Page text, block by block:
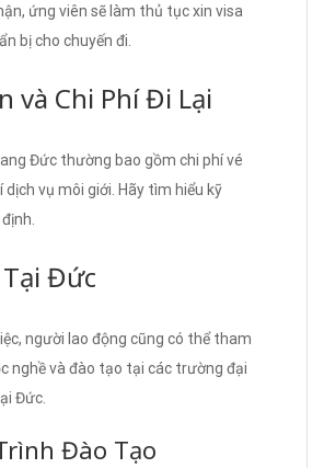
ứng viên sẽ làm thủ tục xin visa
bị cho chuyến đi.
và Chi Phí Đi Lại
Đức thường bao gồm chi phí vé
dịch vụ môi giới. Hãy tìm hiểu kỹ
Đức
người lao động cũng có thể tham
nghề và đào tạo tại các trường đại
Đức.
Đào Tạo